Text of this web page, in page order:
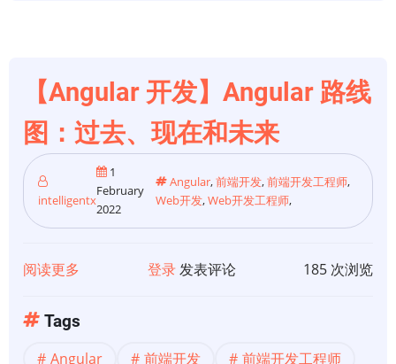
【Angular 开发】Angular 路线
图：过去、现在和未来
intelligentx
1
February
2022
Angular,前端开发,前端开发工程师,
Web开发,Web开发工程师,
阅读更多 登录发表评论 185 次浏览
Tags
Angular 前端开发
前端开发工程师